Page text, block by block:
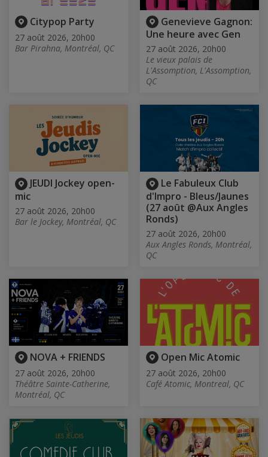
Citypop Party
27 août 2026, 20h00
Bar Pirahna, Montréal, QC
Genevieve Gagnon:
Une heure avec Gen
27 août 2026, 20h00
Le vieux palais de
L'Assomption, L'Assomption,
QC
JEUDI Jockey open-
mic
27 août 2026, 20h00
Bar le Jockey, Montréal, QC
Le Fabuleux Club
d'Impro - Bleus/Jaunes
(27 août @Aux Angles
Ronds)
27 août 2026, 20h00
Aux Angles Ronds, Montréal,
QC
NOVA + FRIENDS
27 août 2026, 20h00
Théâtre Sainte-Catherine,
Montréal, QC
Open Mic Atomic
27 août 2026, 20h00
Café Atomic, Montreal, QC